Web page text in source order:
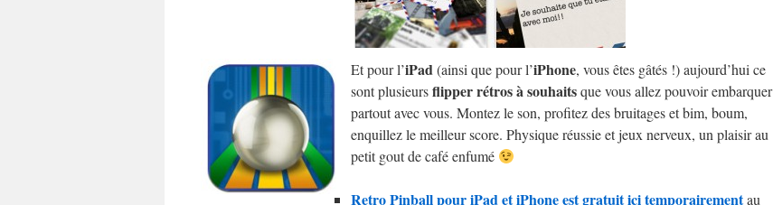
Et pour l’iPad(ainsi que pour l’iPhone, vous êtes gâtés !) aujourd’hui ce
sont plusieursflipper rétros à souhaitsque vous allez pouvoir embarquer
partout avec vous. Montez le son, profitez des bruitages et bim, boum,
enquillez le meilleur score. Physique réussie et jeux nerveux, un plaisir au
petit gout de café enfumé
Retro Pinball pour iPad et iPhone est gratuit ici temporairementau